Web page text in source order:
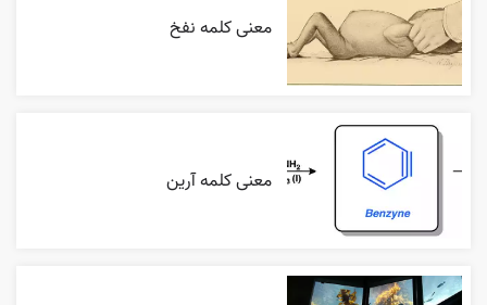
معنی کلمه نفخ
معنی کلمه آرین